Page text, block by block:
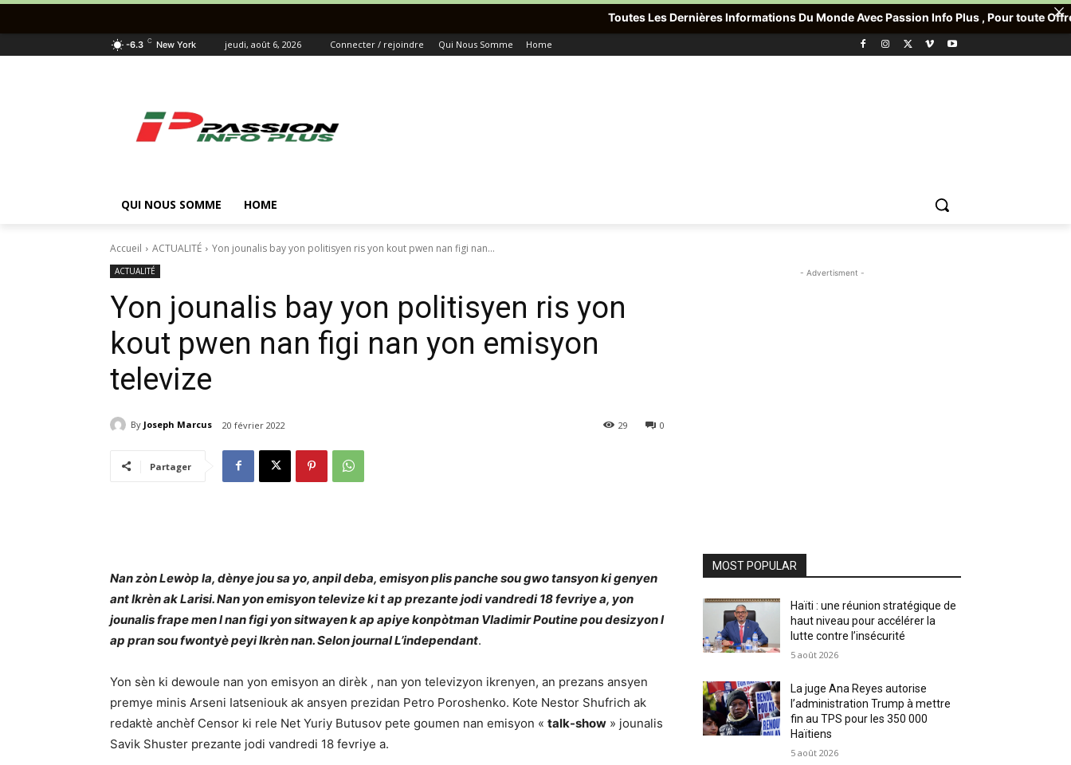
-6.3 C New York jeudi, août 6, 2026 Connecter / rejoindre Qui Nous Somme Home
QUI NOUS SOMME HOME
Accueil ACTUALITÉ Yon jounalis bay yon politisyen ris yon kout pwen nan figi nan...
ACTUALITÉ
Yon jounalis bay yon politisyen ris yon
kout pwen nan figi nan yon emisyon
televize
By Joseph Marcus 20 février 2022 0
29
Partager
Nan zòn Lewòp la, dènye jou sa yo, anpil deba, emisyon plis panche sou gwo tansyon ki genyen
ant Ikrèn ak Larisi. Nan yon emisyon televize ki t ap prezante jodi vandredi 18 fevriye a, yon
jounalis frape men l nan figi yon sitwayen k ap apiye konpòtman Vladimir Poutine pou desizyon l
ap pran sou fwontyè peyi Ikrèn nan. Selon journal L’independant.
Yon sèn ki dewoule nan yon emisyon an dirèk , nan yon televizyon ikrenyen, an prezans ansyen
premye minis Arseni Iatseniouk ak ansyen prezidan Petro Poroshenko. Kote Nestor Shufrich ak
redaktè anchèf Censor ki rele Net Yuriy Butusov pete goumen nan emisyon « talk-show » jounalis
Savik Shuster prezante jodi vandredi 18 fevriye a.
- Advertisment -
MOST POPULAR
Haïti : une réunion stratégique de
haut niveau pour accélérer la
lutte contre l’insécurité
5 août 2026
La juge Ana Reyes autorise
l’administration Trump à mettre
fin au TPS pour les 350 000
Haïtiens
5 août 2026
Toutes Les Dernières Informations Du Monde Avec Passion Info Plus , Pour toute Offre